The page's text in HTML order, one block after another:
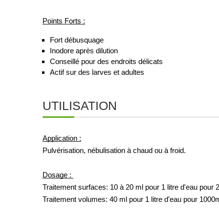
Points Forts :
Fort débusquage
Inodore après dilution
Conseillé pour des endroits délicats
Actif sur des larves et adultes
UTILISATION
Application :
Pulvérisation, nébulisation à chaud ou à froid.
Dosage :
Traitement surfaces: 10 à 20 ml pour 1 litre d'eau pour
Traitement volumes: 40 ml pour 1 litre d'eau pour